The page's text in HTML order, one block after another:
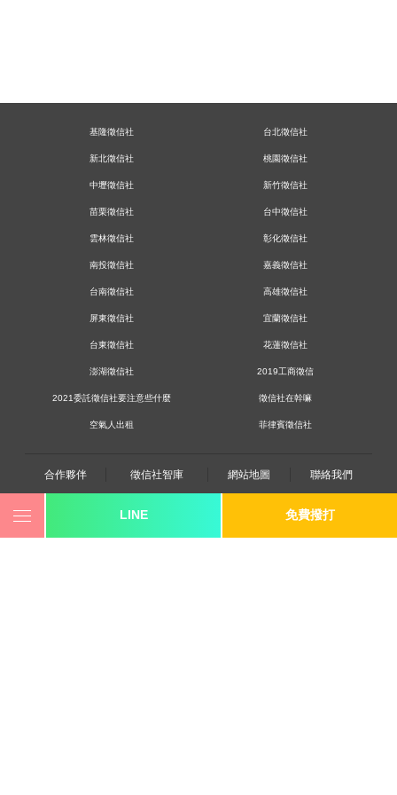
LINE 免費撥打
基隆徵信社 台北徵信社
新北徵信社 桃園徵信社
中壢徵信社 新竹徵信社
苗栗徵信社 台中徵信社
雲林徵信社 彰化徵信社
南投徵信社 嘉義徵信社
台南徵信社 高雄徵信社
屏東徵信社 宜蘭徵信社
台東徵信社 花蓮徵信社
澎湖徵信社 2019工商徵信
2021委託徵信社要注意些什麼 徵信社在幹嘛
空氣人出租 菲律賓徵信社
合作夥伴 徵信社智庫 網站地圖 聯絡我們
0800-250-555 revote990109@gmail.com
youtube twitter facebook line